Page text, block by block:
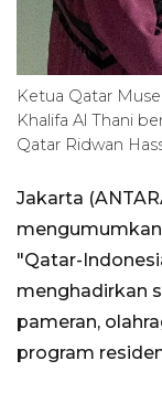
Ketua Qatar
Khalifa Al Thani
Qatar Ridwan
Jakarta
"Qatar-
menghadirkan
pameran,
program